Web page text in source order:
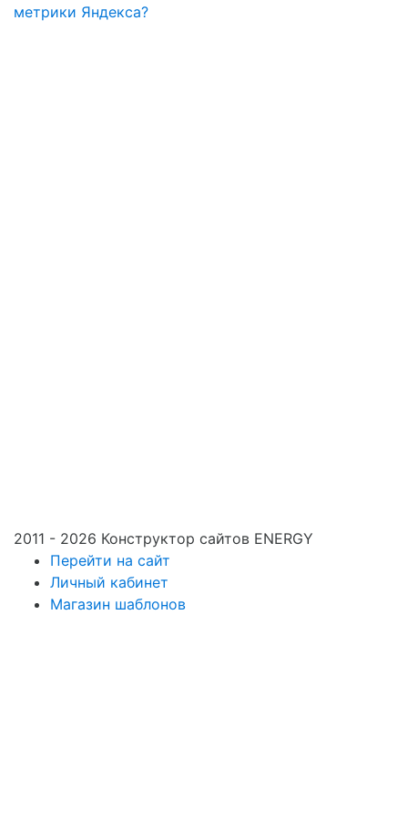
метрики Яндекса?
2011 - 2026 Конструктор сайтов ENERGY
Перейти на сайт
Личный кабинет
Магазин шаблонов